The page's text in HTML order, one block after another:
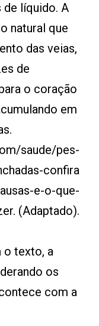
de líquido. A
natural que
das veias,
de
o coração
em
saude/pes-
confira
e-o-que-
(Adaptado).
o texto, a
os
com a